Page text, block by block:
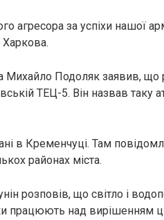
агресора за успіхи нашої
Харкова.
Михайло Подоляк заявив, що
ТЕЦ-5. Він назвав таку
в Кременчуці. Там
районах міста.
розповів, що світло і
працюють над вирішенням